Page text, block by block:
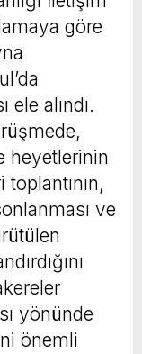
göre
ele alındı.
heyetlerinin
ve
yönünde
önemli